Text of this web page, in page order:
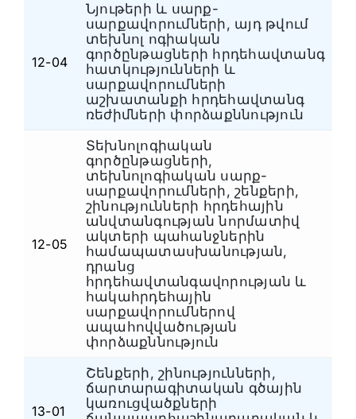
12-04
Նյութերի և սարք-
սարքավորումների, այդ թվում
տեխնոլ ոգիական
գործընթացների հրդեհավտանգ
հատկությունների և
սարքավորումների
աշխատանքի հրդեհավտանգ
ռեժիմների փորձաքննություն
12-05
Տեխնոլոգիական
գործընթացների,
տեխնոլոգիական սարք-
սարքավորումների, շենքերի,
շինությունների հրդեհային
անվտանգության նորմատիվ
ակտերի պահանջներին
համապատասխանության,
դրանց
հրդեհավտանգավորության և
հակահրդեհային
սարքավորումներով
ապահովվածության
փորձաքննություն
13-01
Շենքերի, շինությունների,
ճարտարագիտական գծային
կառուցվածքների